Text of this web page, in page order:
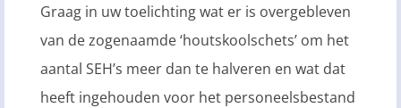
Graag in uw toelichting wat er is overgebleven
van de zogenaamde ‘houtskoolschets’ om het
aantal SEH’s meer dan te halveren en wat dat
heeft ingehouden voor het personeelsbestand